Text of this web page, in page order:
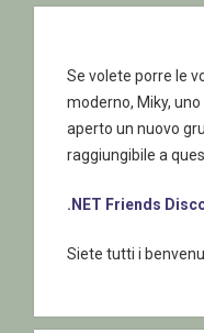
Se volete porre le
moderno, Miky,
aperto un nuovo
raggiungibile a
.NET Friends
Siete tutti i